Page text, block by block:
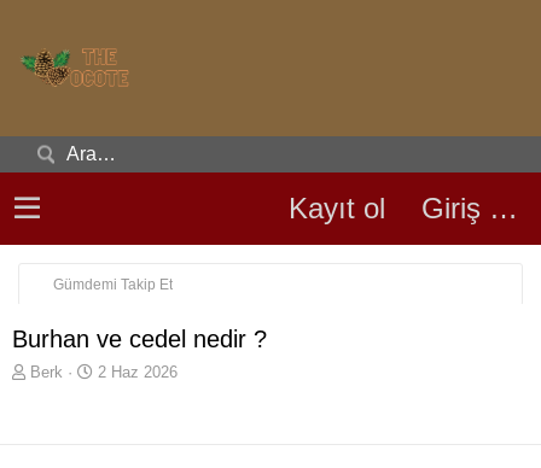
Kayıt ol Giriş yap
Gümdemi Takip Et
Burhan ve cedel nedir ?
K
Berk
B
2 Haz 2026